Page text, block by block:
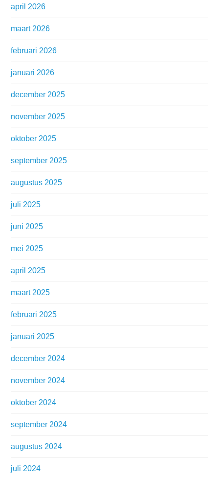
april 2026
maart 2026
februari 2026
januari 2026
december 2025
november 2025
oktober 2025
september 2025
augustus 2025
juli 2025
juni 2025
mei 2025
april 2025
maart 2025
februari 2025
januari 2025
december 2024
november 2024
oktober 2024
september 2024
augustus 2024
juli 2024